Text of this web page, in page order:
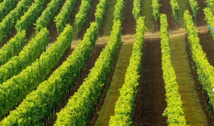
Events
reservering & service
Rheinhessen-Blog kaart